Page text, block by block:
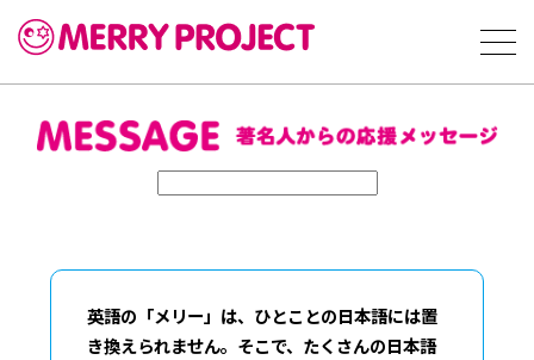
英語の「メリー」は、ひとことの日本語には置
き換えられません。そこで、たくさんの日本語